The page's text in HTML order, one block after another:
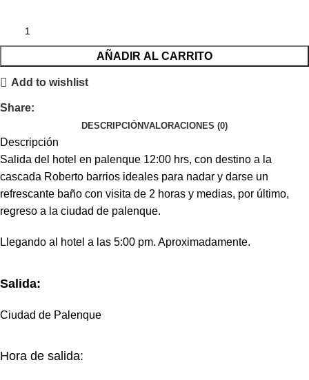
AÑADIR AL CARRITO
Add to wishlist
Share:
DESCRIPCIÓNVALORACIONES (0)
Descripción
Salida del hotel en palenque 12:00 hrs, con destino a la
cascada Roberto barrios ideales para nadar y darse un
refrescante baño con visita de 2 horas y medias, por último,
regreso a la ciudad de palenque.
Llegando al hotel a las 5:00 pm. Aproximadamente.
Salida:
Ciudad de Palenque
Hora de salida: